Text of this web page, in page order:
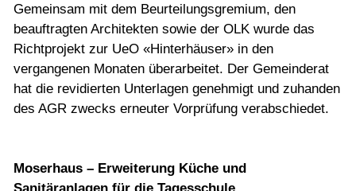
Gemeinsam mit dem Beurteilungsgremium, den
beauftragten Architekten sowie der OLK wurde das
Richtprojekt zur UeO «Hinterhäuser» in den
vergangenen Monaten überarbeitet. Der Gemeinderat
hat die revidierten Unterlagen genehmigt und zuhanden
des AGR zwecks erneuter Vorprüfung verabschiedet.
Moserhaus – Erweiterung Küche und